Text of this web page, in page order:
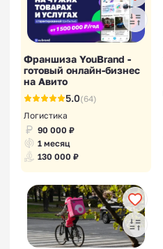
Франшиза YouBrand -
готовый онлайн-бизнес
на Авито
5.0(64)
Логистика
90 000 ₽
1 месяц
130 000 ₽